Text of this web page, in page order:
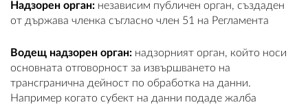
Надзорен орган: независим публичен орган, създаден
от държава членка съгласно член 51 на Регламента
Водещ надзорен орган: надзорният орган, който носи
основната отговорност за извършването на
трансгранична дейност по обработка на данни.
Например когато субект на данни подаде жалба